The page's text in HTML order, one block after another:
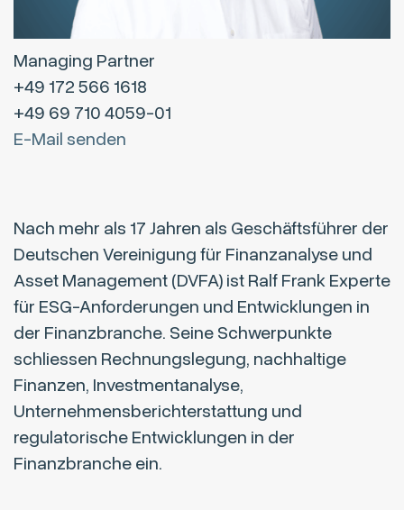
Managing Partner
+49 172 566 1618
+49 69 710 4059-01
E-Mail senden
Nach mehr als 17 Jahren als Geschäftsführer der
Deutschen Vereinigung für Finanzanalyse und
Asset Management (DVFA) ist Ralf Frank Experte
für ESG-Anforderungen und Entwicklungen in
der Finanzbranche. Seine Schwerpunkte
schliessen Rechnungslegung, nachhaltige
Finanzen, Investmentanalyse,
Unternehmensberichterstattung und
regulatorische Entwicklungen in der
Finanzbranche ein.